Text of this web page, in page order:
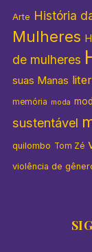
Arte História
Mulheres
de mulheres
suas Manas
memória moda
sustentável
quilombo Tom Zé
violência de